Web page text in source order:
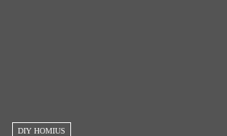
DIY HOMIUS